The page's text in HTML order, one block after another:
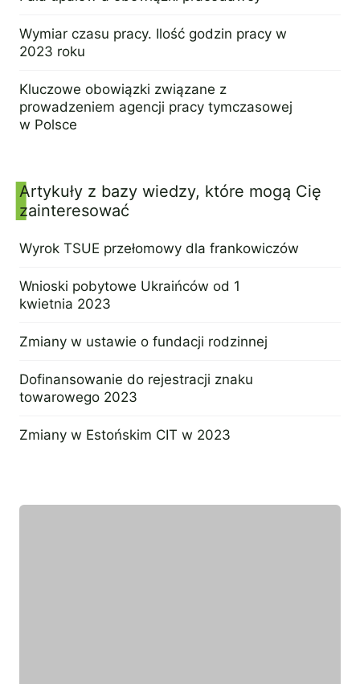
Wymiar czasu pracy. Ilość godzin pracy w
2023 roku
Kluczowe obowiązki związane z
prowadzeniem agencji pracy tymczasowej
w Polsce
Artykuły z bazy wiedzy, które mogą Cię
zainteresować
Wyrok TSUE przełomowy dla frankowiczów
Wnioski pobytowe Ukraińców od 1
kwietnia 2023
Zmiany w ustawie o fundacji rodzinnej
Dofinansowanie do rejestracji znaku
towarowego 2023
Zmiany w Estońskim CIT w 2023